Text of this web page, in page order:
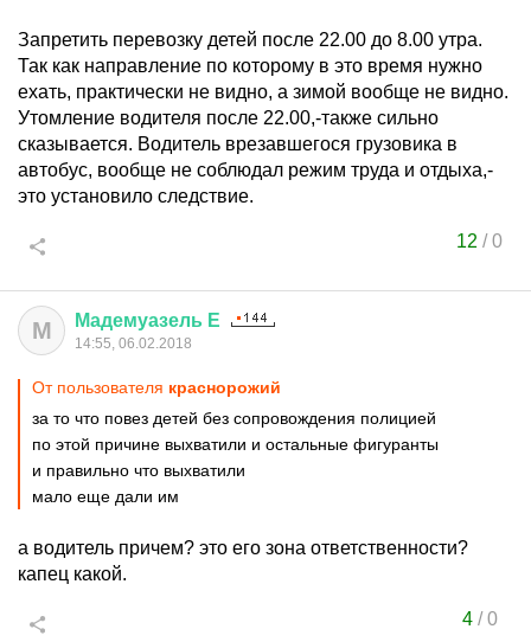
Запретить перевозку детей после 22.00 до 8.00 утра.
Так как направление по которому в это время нужно
ехать, практически не видно, а зимой вообще не видно.
Утомление водителя после 22.00,-также сильно
сказывается. Водитель врезавшегося грузовика в
автобус, вообще не соблюдал режим труда и отдыха,-
это установило следствие.
12 /0
М Мадемуазель Е
14:55, 06.02.2018
От пользователя краснорожий
за то что повез детей без сопровождения полицией
по этой причине выхватили и остальные фигуранты
и правильно что выхватили
мало еще дали им
а водитель причем? это его зона ответственности?
капец какой.
4/0